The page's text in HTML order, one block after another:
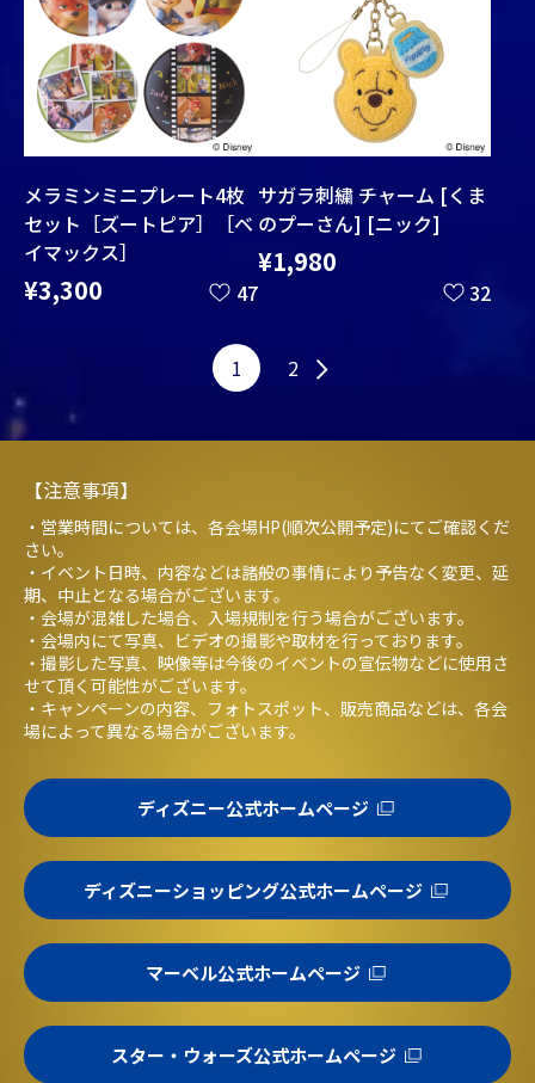
47
メラミンミニプレート4枚
セット［ズートピア］［ベ
イマックス］
¥3,300 32
サガラ刺繍 チャーム [くま
のプーさん] [ニック]
¥1,980
1 2
【注意事項】
・営業時間については、各会場HP(順次公開予定)にてご確認くだ
さい。
・イベント日時、内容などは諸般の事情により予告なく変更、延
期、中止となる場合がございます。
・会場が混雑した場合、入場規制を行う場合がございます。
・会場内にて写真、ビデオの撮影や取材を行っております。
・撮影した写真、映像等は今後のイベントの宣伝物などに使用さ
せて頂く可能性がございます。
・キャンペーンの内容、フォトスポット、販売商品などは、各会
場によって異なる場合がございます。
ディズニー公式ホームページ
ディズニーショッピング公式ホームページ
マーベル公式ホームページ
スター・ウォーズ公式ホームページ